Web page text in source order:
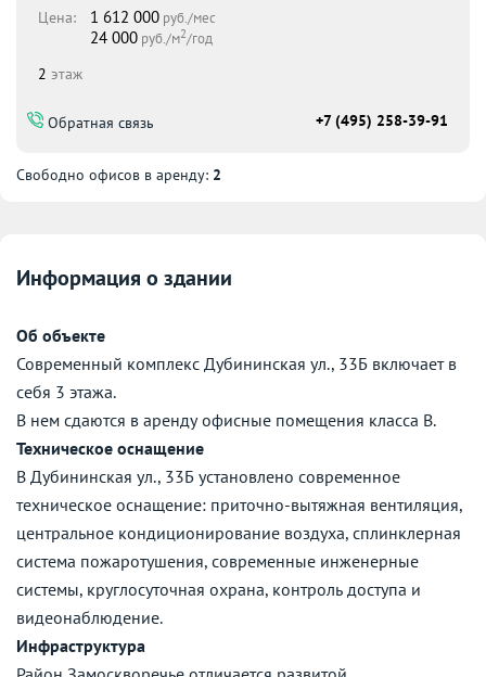
Цена:
1 612 000 руб./мес
24 000 руб./м2/год
2 этаж
Обратная связь +7 (495) 258-39-91
Свободно офисов в аренду: 2
Информация о здании
Об объекте
Современный комплекс Дубининская ул., 33Б включает в
себя 3 этажа.
В нем сдаются в аренду офисные помещения класса B.
Техническое оснащение
В Дубининская ул., 33Б установлено современное
техническое оснащение: приточно-вытяжная вентиляция,
центральное кондиционирование воздуха, сплинклерная
система пожаротушения, современные инженерные
системы, круглосуточная охрана, контроль доступа и
видеонаблюдение.
Инфраструктура